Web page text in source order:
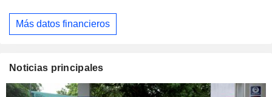
Más datos financieros
Noticias principales